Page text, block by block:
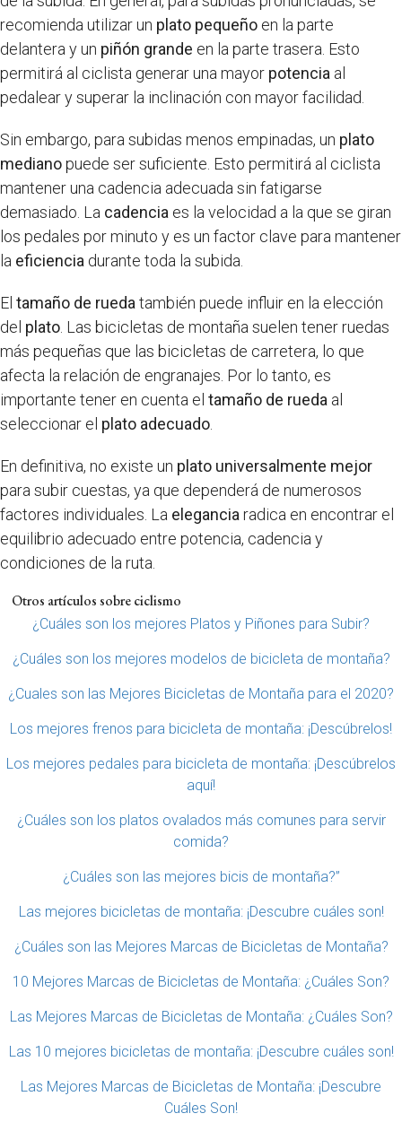
recomienda utilizar un plato pequeño en la parte
delantera y un piñón grande en la parte trasera. Esto
permitirá al ciclista generar una mayor potencia al
pedalear y superar la inclinación con mayor facilidad.
Sin embargo, para subidas menos empinadas, un plato
medianopuede ser suficiente. Esto permitirá al ciclista
mantener una cadencia adecuada sin fatigarse
demasiado. La cadencia es la velocidad a la que se giran
los pedales por minuto y es un factor clave para mantener
la eficiencia durante toda la subida.
El tamaño de rueda también puede influir en la elección
del plato . Las bicicletas de montaña suelen tener ruedas
más pequeñas que las bicicletas de carretera, lo que
afecta la relación de engranajes. Por lo tanto, es
importante tener en cuenta el tamaño de rueda al
seleccionar el plato adecuado
En definitiva, no existe un plato universalmente mejor
para subir cuestas, ya que dependerá de numerosos
factores individuales. La elegancia radica en encontrar el
equilibrio adecuado entre potencia, cadencia y
condiciones de la ruta.
Otros artículos sobre ciclismo
¿Cuáles son los mejores Platos y Piñones para Subir?
¿Cuáles son los mejores modelos de bicicleta de montaña?
¿Cuales son las Mejores Bicicletas de Montaña para el 2020?
Los mejores frenos para bicicleta de montaña: ¡Descúbrelos!
Los mejores pedales para bicicleta de montaña: ¡Descúbrelos
aquí!
¿Cuáles son los platos ovalados más comunes para servir
comida?
¿Cuáles son las mejores bicis de montaña?”
Las mejores bicicletas de montaña: ¡Descubre cuáles son!
¿Cuáles son las Mejores Marcas de Bicicletas de Montaña?
10 Mejores Marcas de Bicicletas de Montaña: ¿Cuáles Son?
Las Mejores Marcas de Bicicletas de Montaña: ¿Cuáles Son?
Las 10 mejores bicicletas de montaña: ¡Descubre cuáles son!
Las Mejores Marcas de Bicicletas de Montaña: ¡Descubre
Cuáles Son!